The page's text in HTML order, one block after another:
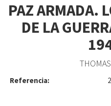
PAZ ARMADA.
DE LA
Referencia: